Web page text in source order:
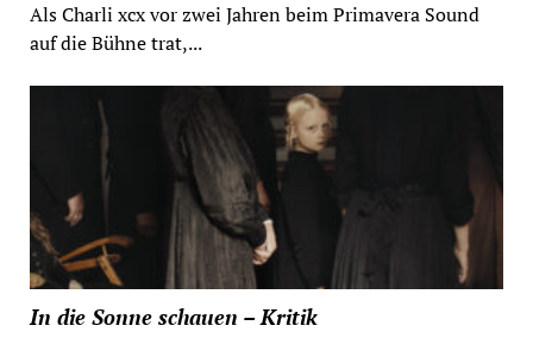
Als Charli xcx vor zwei Jahren beim Primavera Sound
auf die Bühne trat,...
In die Sonne schauen – Kritik